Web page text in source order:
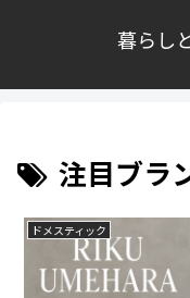
暮らし
注目ブラ
ドメスティック